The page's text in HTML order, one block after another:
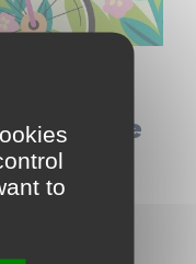
votre
to